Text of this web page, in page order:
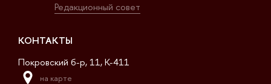
Редакционный совет
КОНТАКТЫ
Покровский б-р, 11, K-411
на карте